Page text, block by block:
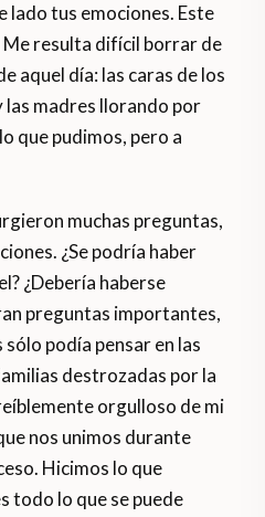
lado tus emociones. Este
resulta difícil borrar de
aquel día: las caras de los
las madres llorando por
que pudimos, pero a
muchas preguntas,
¿Se podría haber
¿Debería haberse
preguntas importantes,
podía pensar en las
destrozadas por la
orgulloso de mi
nos unimos durante
Hicimos lo que
todo lo que se puede